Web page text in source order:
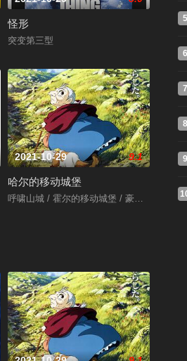
悟 / 寻找兰彻 / Three Idiots
：第一卷
怪形
突变第三型
萄
2021-10-29 9.1
哈尔的移动城堡
呼啸山城 / 霍尔的移动城堡 / 豪尔的机动城
5
6
7
8
9